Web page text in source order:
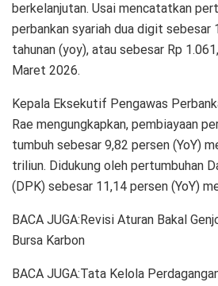
berkelanjutan. Usai mencatatkan
perbankan syariah dua digit sebesar
tahunan (yoy), atau sebesar Rp
Maret 2026.
Kepala Eksekutif Pengawas
Rae mengungkapkan, pembiayaan
tumbuh sebesar 9,82 persen (YoY)
triliun. Didukung oleh pertumbuhan
(DPK) sebesar 11,14 persen (YoY)
BACA JUGA:Revisi Aturan Bakal
Bursa Karbon
BACA JUGA:Tata Kelola